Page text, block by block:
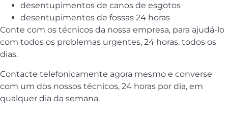
desentupimentos de canos de esgotos
desentupimentos de fossas 24 horas
Conte com os técnicos da nossa empresa, para ajudá-lo
com todos os problemas urgentes, 24 horas, todos os
dias.
Contacte telefonicamente agora mesmo e converse
com um dos nossos técnicos, 24 horas por dia, em
qualquer dia da semana.